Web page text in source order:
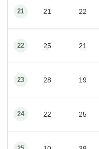
21 21 22
22 25 21
23 28 19
24 22 25